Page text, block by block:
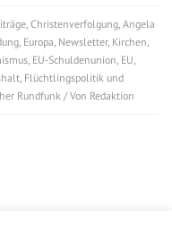
, Christenverfolgung, Angela
, Europa, Newsletter, Kirchen,
, EU-Schuldenunion, EU,
, Flüchtlingspolitik und
Rundfunk / Von Redaktion